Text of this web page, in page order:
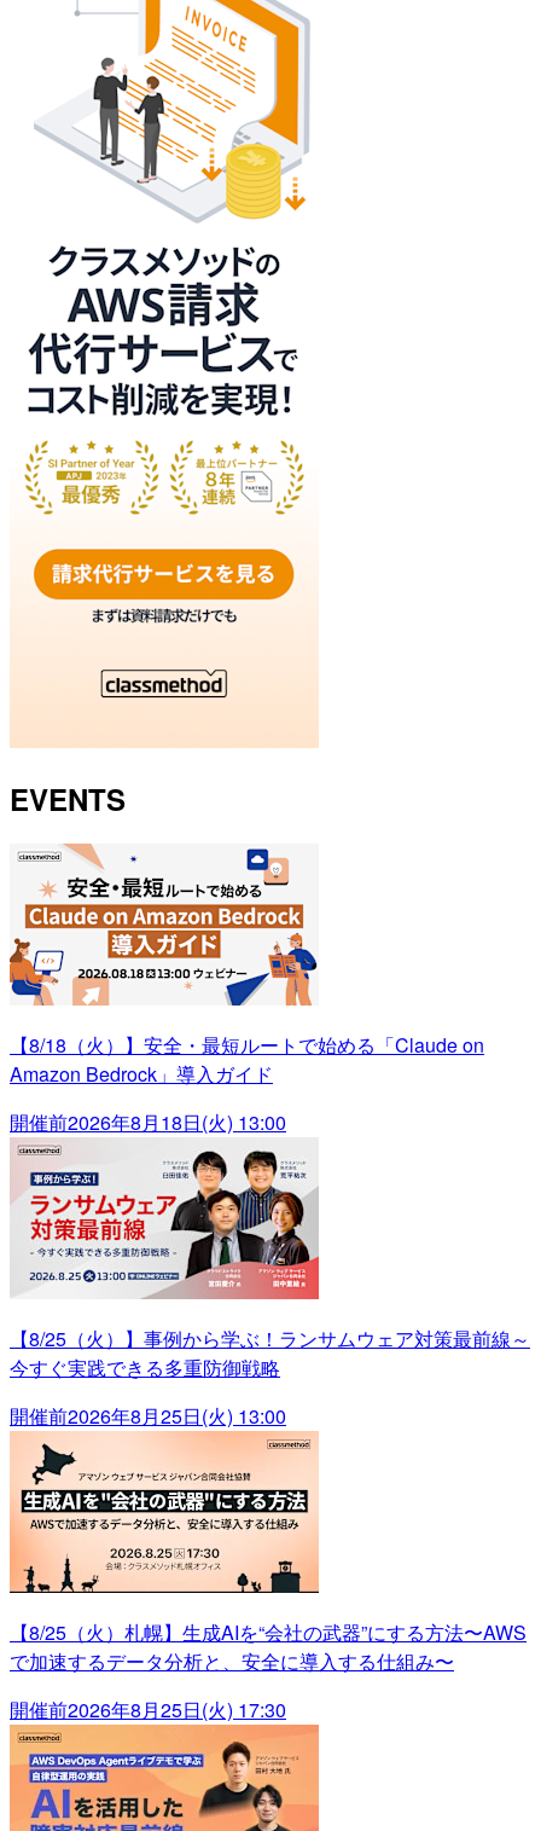
EVENTS
【8/18（火）】安全・最短ルートで始める「Claude on
Amazon Bedrock」導入ガイド
開催前2026年8月18日(火) 13:00
【8/25（火）】事例から学ぶ！ランサムウェア対策最前線～
今すぐ実践できる多重防御戦略
開催前2026年8月25日(火) 13:00
【8/25（火）札幌】生成AIを“会社の武器”にする方法〜AWS
で加速するデータ分析と、安全に導入する仕組み〜
開催前2026年8月25日(火) 17:30